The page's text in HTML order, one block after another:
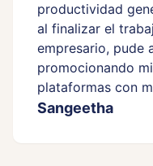
productividad
al finalizar el
empresario, pude
promocionando
plataformas con
Sangeetha